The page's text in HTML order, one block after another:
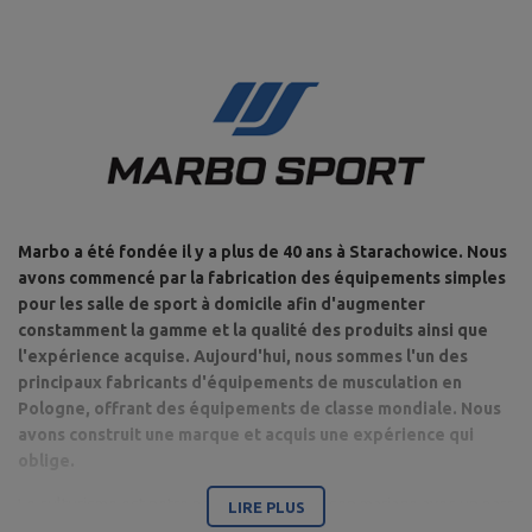
Marbo a été fondée il y a plus de 40 ans à Starachowice. Nous
avons commencé par la fabrication des équipements simples
pour les salle de sport à domicile afin d'augmenter
constamment la gamme et la qualité des produits ainsi que
l'expérience acquise. Aujourd'hui, nous sommes l'un des
principaux fabricants d'équipements de musculation en
Pologne, offrant des équipements de classe mondiale. Nous
avons construit une marque et acquis une expérience qui
Le culturisme est notre passion et grâce à son mariage avec un parc
LIRE PLUS